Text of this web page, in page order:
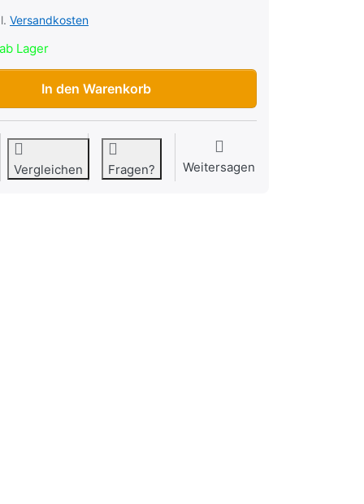
Versandkosten
ab Lager
Vespa DEC, Farbe Mint zu CHF 25.00, Menge 1.
In den Warenkorb
Vergleichen Fragen? Weitersagen